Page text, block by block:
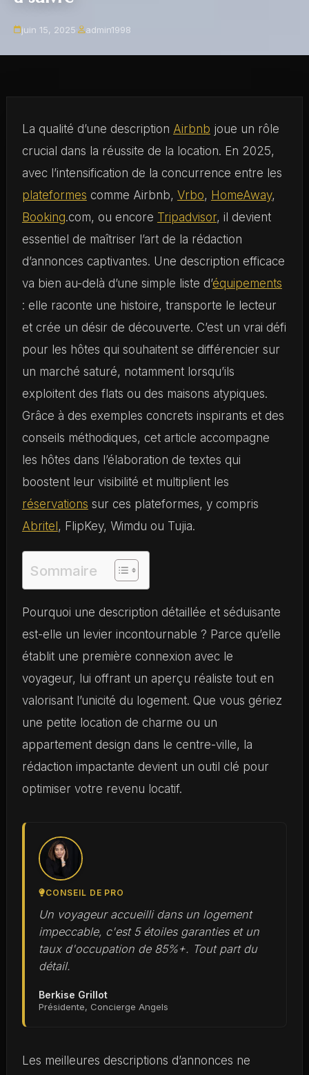
juin 15, 2025 admin1998
La qualité d’une description Airbnb joue un rôle
crucial dans la réussite de la location. En 2025,
avec l’intensification de la concurrence entre les
plateformes comme Airbnb, Vrbo, HomeAway,
Booking.com, ou encore Tripadvisor, il devient
essentiel de maîtriser l’art de la rédaction
d’annonces captivantes. Une description efficace
va bien au-delà d’une simple liste d’équipements
: elle raconte une histoire, transporte le lecteur
et crée un désir de découverte. C’est un vrai défi
pour les hôtes qui souhaitent se différencier sur
un marché saturé, notamment lorsqu’ils
exploitent des flats ou des maisons atypiques.
Grâce à des exemples concrets inspirants et des
conseils méthodiques, cet article accompagne
les hôtes dans l’élaboration de textes qui
boostent leur visibilité et multiplient les
réservations sur ces plateformes, y compris
Abritel , FlipKey, Wimdu ou Tujia.
Sommaire
Pourquoi une description détaillée et séduisante
est-elle un levier incontournable ? Parce qu’elle
établit une première connexion avec le
voyageur, lui offrant un aperçu réaliste tout en
valorisant l’unicité du logement. Que vous gériez
une petite location de charme ou un
appartement design dans le centre-ville, la
rédaction impactante devient un outil clé pour
optimiser votre revenu locatif.
CONSEIL DE PRO
Un voyageur accueilli dans un logement
impeccable, c'est 5 étoiles garanties et un
taux d'occupation de 85%+. Tout part du
détail.
Berkise Grillot
Présidente, Concierge Angels
Les meilleures descriptions d’annonces ne